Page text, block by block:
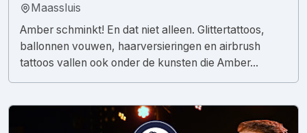
Maassluis
Amber schminkt! En dat niet alleen. Glittertattoos,
ballonnen vouwen, haarversieringen en airbrush
tattoos vallen ook onder de kunsten die Amber...